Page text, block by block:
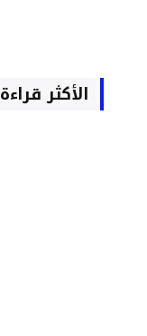
الأكثر قراءة